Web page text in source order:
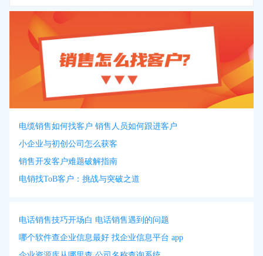
电缆销售如何找客户 销售人员如何跟进客户
小企业与初创公司怎么获客
销售开发客户难题破解指南
电销找ToB客户：挑战与突破之道
电话销售技巧开场白 电话销售遇到的问题
哪个软件查企业信息最好 找企业信息平台 app